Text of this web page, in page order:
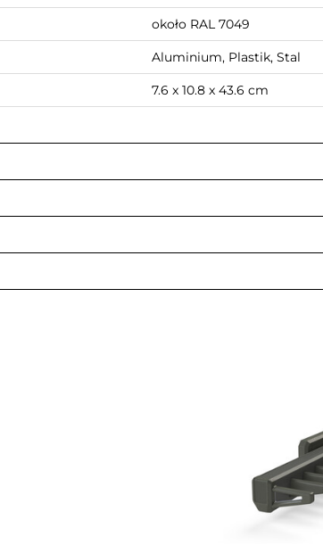
około RAL 7049
Aluminium, Plastik, Stal
7.6 x 10.8 x 43.6 cm